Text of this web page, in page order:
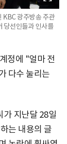
KBC 광주방송 주관
당선인들과 인사를
정에 "얼마 전
다수 눌리는
가 지난달 28일
는 내용의 글